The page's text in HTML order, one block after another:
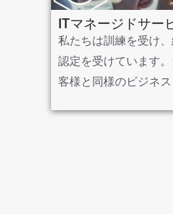
ITマネージドサー
私たちは訓練を受け
認定を受けています
客様と同様のビジネス